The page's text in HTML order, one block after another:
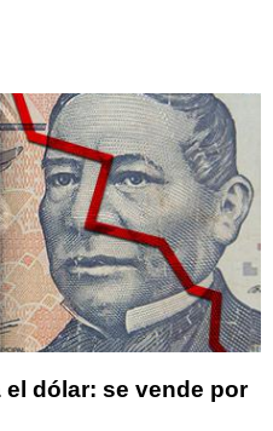
dólar: se vende por